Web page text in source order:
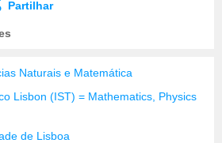
Partilhar
Naturais e Matemática
Lisbon (IST) = Mathematics, Physics
de Lisboa